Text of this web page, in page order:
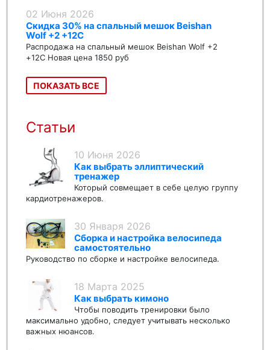
02 Июня 2026
Скидка 30% на спальный мешок Beishan
Wolf +2 +12C
Распродажа на спальный мешок Beishan Wolf +2
+12C Новая цена 1850 руб
ПОКАЗАТЬ ВСЕ
Статьи
10 Июня 2026
Как выбрать эллиптический
тренажер
Который совмещает в себе целую группу
кардиотренажеров.
30 Января 2026
Сборка и настройка велосипеда
самостоятельно
Руководство по сборке и настройке велосипеда.
18 Марта 2025
Как выбрать кимоно
Чтобы поводить тренировки было
максимально удобно, следует учитывать несколько
важных нюансов.